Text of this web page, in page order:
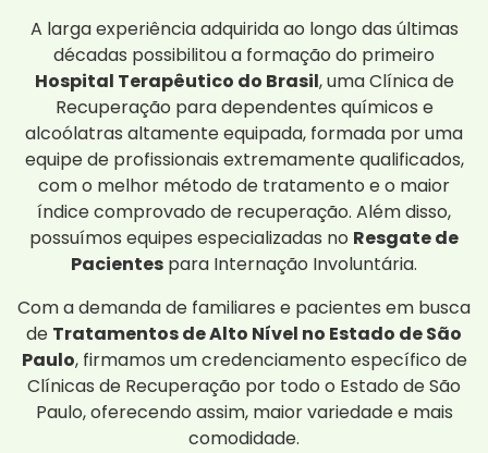
A larga experiência adquirida ao longo das últimas
décadas possibilitou a formação do primeiro
Hospital Terapêutico do Brasil, uma Clínica de
Recuperação para dependentes químicos e
alcoólatras altamente equipada, formada por uma
equipe de profissionais extremamente qualificados,
com o melhor método de tratamento e o maior
índice comprovado de recuperação. Além disso,
possuímos equipes especializadas no Resgate de
Pacientes para Internação Involuntária.
Com a demanda de familiares e pacientes em busca
de Tratamentos de Alto Nível no Estado de São
Paulo, firmamos um credenciamento específico de
Clínicas de Recuperação por todo o Estado de São
Paulo, oferecendo assim, maior variedade e mais
comodidade.